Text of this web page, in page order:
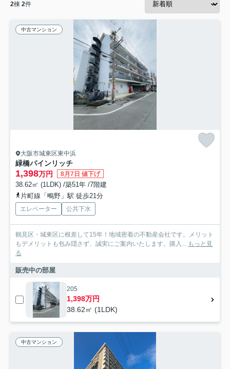
2棟 2件
中古マンション
大阪市城東区東中浜
緑橋パインリッチ
1,398万円 8月7日 値下げ
38.62㎡ (1LDK) /築51年 /7階建
片町線「鴫野」駅 徒歩21分
エレベーター 公共下水
鶴見区・城東区に根差して15年！地域密着の不動産会社です。メリット
もデメリットも包み隠さず、誠実にご案内いたします。購入... もっと見
る
販売中の部屋
205
1,398万円
38.62㎡ (1LDK)
中古マンション